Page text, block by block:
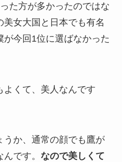
た方が多かったのではな
女大国と日本でも有名
今回1位に選ばなかった
くて、美人なんです
うか、通常の顔でも鷹が
です。 なので美しくて